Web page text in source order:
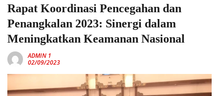
Rapat Koordinasi Pencegahan dan
Penangkalan 2023: Sinergi dalam
Meningkatkan Keamanan Nasional
ADMIN 1
02/09/2023